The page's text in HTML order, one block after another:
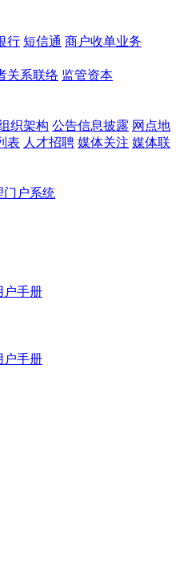
行 短信通 商户收单业务
关系联络 监管资本
织架构 公告信息披露 网点地
表 人才招聘 媒体关注 媒体联
门户系统
户手册
户手册